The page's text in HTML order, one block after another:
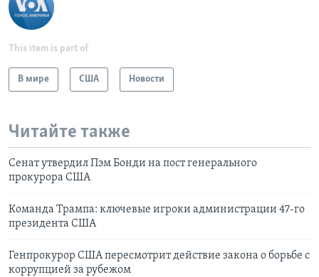
This item is part of
В мире США Новости
Читайте также
Сенат утвердил Пэм Бонди на пост генерального
прокурора США
Команда Трампа: ключевые игроки администрации 47-го
президента США
Генпрокурор США пересмотрит действие закона о борьбе с
коррупцией за рубежом